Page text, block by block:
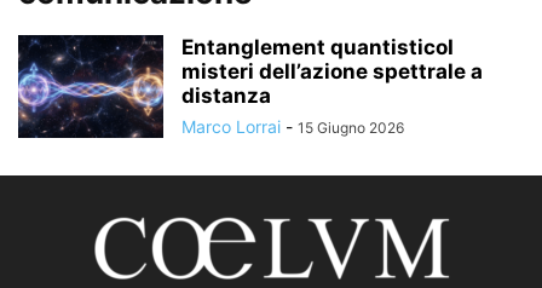
Entanglement quantisticoI
misteri dell’azione spettrale a
distanza
Marco Lorrai - 15 Giugno 2026